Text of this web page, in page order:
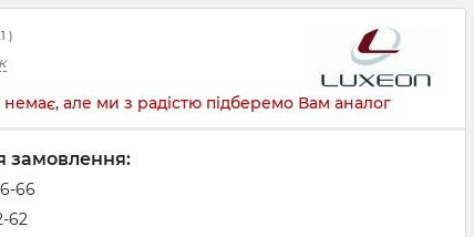
)
але ми з радістю підберемо Вам аналог
замовлення:
66
62